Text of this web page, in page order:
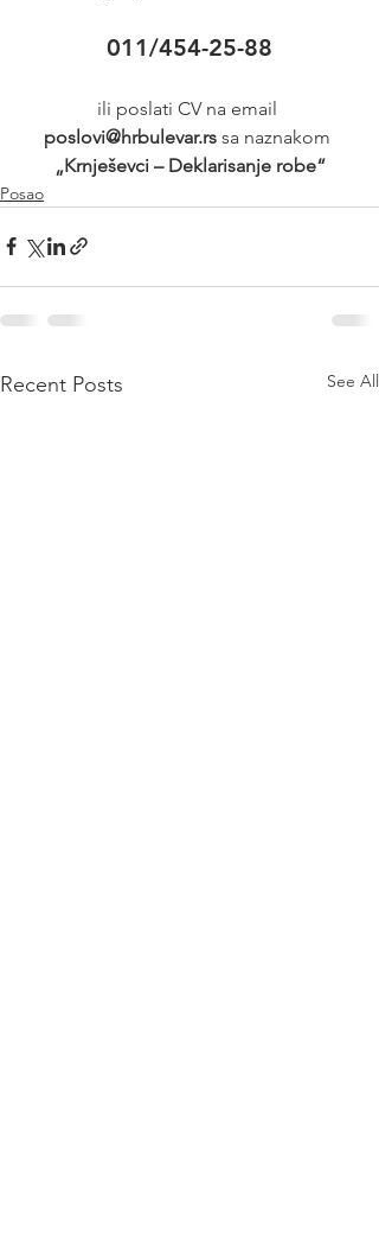
011/454-25-88
ili poslati CV na email
poslovi@hrbulevar.rs sa naznakom
„Krnješevci – Deklarisanje robe“
Posao
Recent Posts See All